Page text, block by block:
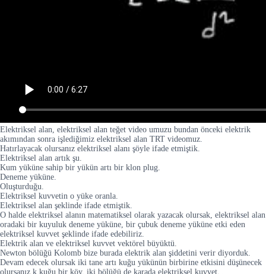
Elektriksel alan, elektriksel alan teğet video umuzu bundan önceki elektrik
akımından sonra işlediğimiz elektriksel alan TRT videomuz.
Hatırlayacak olursanız elektriksel alanı şöyle ifade etmiştik.
Elektriksel alan artık şu.
Kum yüküne sahip bir yükün artı bir klon plug.
Deneme yüküne.
Oluşturduğu.
Elektriksel kuvvetin o yüke oranla.
Elektriksel alan şeklinde ifade etmiştik.
O halde elektriksel alanın matematiksel olarak yazacak olursak, elektriksel alan
oradaki bir kuyuluk deneme yüküne, bir çubuk deneme yüküne etki eden
elektriksel kuvvet şeklinde ifade edebiliriz.
Elektrik alan ve elektriksel kuvvet vektörel büyüktü.
Newton bölüğü Kolomb bize burada elektrik alan şiddetini verir diyorduk.
Devam edecek olursak iki tane artı kuğu yükünün birbirine etkisini düşünecek
olursanız k kuğu bir köy, iki bölüğü de karada elektriksel kuvvet.